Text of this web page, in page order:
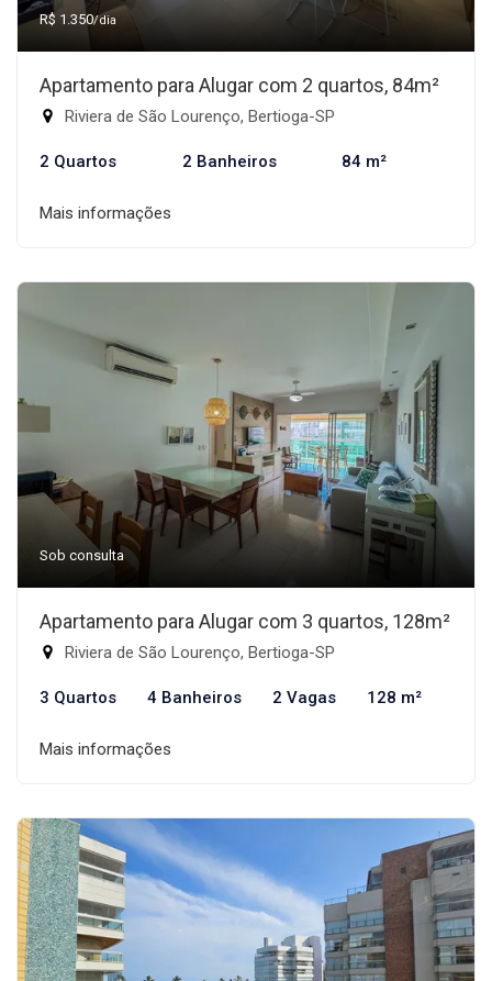
R$ 1.350/dia
Apartamento para Alugar com 2 quartos, 84m²
Riviera de São Lourenço, Bertioga-SP
2 Quartos 2 Banheiros 84 m²
Mais informações
Sob consulta
Apartamento para Alugar com 3 quartos, 128m²
Riviera de São Lourenço, Bertioga-SP
3 Quartos 4 Banheiros 2 Vagas 128 m²
Mais informações